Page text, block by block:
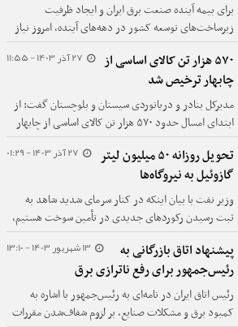
برای بیمه آینده صنعت برق ایران و ایجاد ظرفیت
زیرساخت‌های توسعه کشور در دهه‌های آینده، امروز نیاز
به یک تغییر پارادایم جدی در روند توسعه صنعت برق
ایران داریم و آن حرکت به سمت توسعه نیروگاه‌های
تجدیدپذیر است.
27 آذر 1403 - 11:55
۵۷۰ هزار تن کالای اساسی از
چابهار ترخیص شد
مدیرکل بنادر و دریانوردی سیستان و بلوچستان گفت: از
ابتدای امسال حدود ۵۷۰ هزار تن کالای اساسی از چابهار
ترخیص شده است.
27 آذر 1403 - 01:29
تحویل روزانه ۵۰ میلیون لیتر
گازوئیل به نیروگاه‌ها
وزیر نفت با بیان اینکه در کنار سرمای شدید شاهد به
ثبت رسیدن رکوردهای جدیدی در تأمین سوخت هستیم،
از تحویل روزانه ۵۰ میلیون لیتر نفت‌گاز به نیروگاه‌ها خبر
داد.
13 شهریور 1403 - 13:10
پیشنهاد اتاق بازرگانی به
رئیس‌جمهور برای رفع ناترازی برق
رئیس اتاق ایران در نامه‌ای به رئیس‌جمهور با اشاره به
کمبود برق و مشکلات صنایع، بر لزوم شفاف‌شدن مقررات